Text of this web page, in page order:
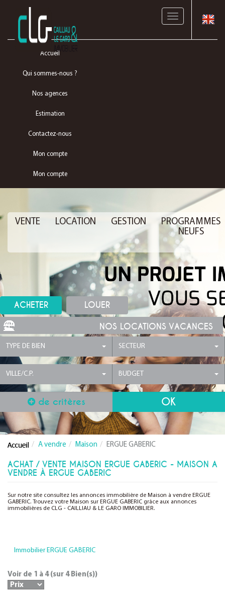
Toggle
Accueil
Qui sommes-nous ?
Nos agences
Estimation
Contactez-nous
Mon compte
Mon compte
VENTE LOCATION GESTION
PROGRAMMES
NEUFS
ACHETER LOUER
NOS LOCATIONS VACANCES
TYPE DE BIEN SECTEUR
VILLE/C.P. BUDGET
de critères
A vendre Maison ERGUE GABERIC
ACHAT / VENTE MAISON ERGUE GABERIC - MAISON A
VENDRE À ERGUE GABERIC
Sur notre site consultez les annonces immobilière de Maison à vendre ERGUE
GABERIC. Trouvez votre Maison sur ERGUE GABERIC grâce aux annonces
immobilières de CLG - CAILLIAU & LE GARO IMMOBILIER.
Immobilier ERGUE GABERIC
Voir de 1 à 4(sur 4Bien(s))